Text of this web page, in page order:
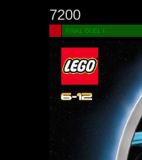
7200
FINAL DUEL I